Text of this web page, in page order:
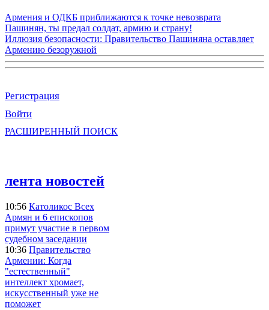
Армения и ОДКБ приближаются к точке невозврата
Пашинян, ты предал солдат, армию и страну!
Иллюзия безопасности: Правительство Пашиняна оставляет
Армению безоружной
Регистрация
Войти
РАСШИРЕННЫЙ ПОИСК
лента новостей
10:56 Католикос Всех
Армян и 6 епископов
примут участие в первом
судебном заседании
10:36 Правительство
Армении: Когда
"естественный"
интеллект хромает,
искусственный уже не
поможет